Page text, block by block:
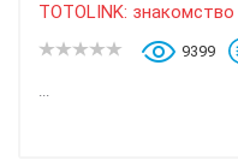
TOTOLINK:
9399
...